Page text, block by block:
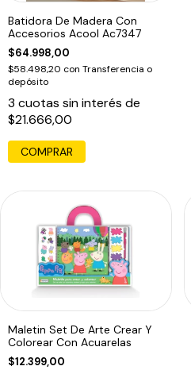
Batidora De Madera Con
Accesorios Acool Ac7347
$64.998,00
$58.498,20 con Transferencia o
depósito
3 cuotas sin interés de
$21.666,00
COMPRAR
Maletin Set De Arte Crear Y
Colorear Con Acuarelas
$12.399,00